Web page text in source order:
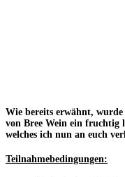
Wie bereits erwähnt,
von Bree Wein ein fruchtig
welches ich nun an euch
Teilnahmebedingungen: